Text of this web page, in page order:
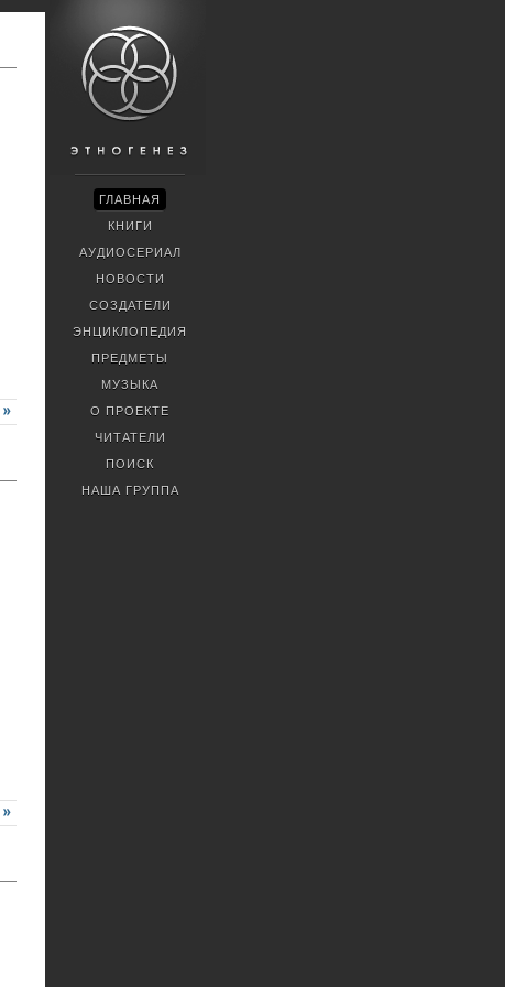
ГЛАВНАЯ
КНИГИ
АУДИОСЕРИАЛ
НОВОСТИ
СОЗДАТЕЛИ
ЭНЦИКЛОПЕДИЯ
ПРЕДМЕТЫ
МУЗЫКА
О ПРОЕКТЕ
ЧИТАТЕЛИ
ПОИСК
НАША ГРУППА